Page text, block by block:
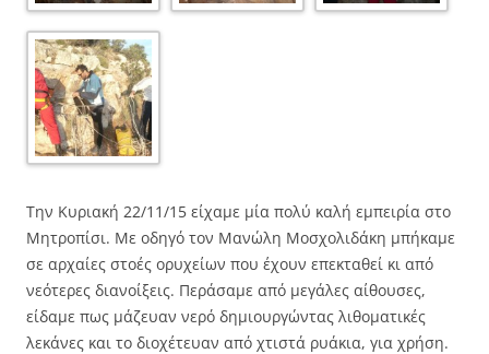
Την Κυριακή 22/11/15 είχαμε μία πολύ καλή εμπειρία στο
Μητροπίσι. Με οδηγό τον Μανώλη Μοσχολιδάκη μπήκαμε
σε αρχαίες στοές ορυχείων που έχουν επεκταθεί κι από
νεότερες διανοίξεις. Περάσαμε από μεγάλες αίθουσες,
είδαμε πως μάζευαν νερό δημιουργώντας λιθοματικές
λεκάνες και το διοχέτευαν από χτιστά ρυάκια, για χρήση.